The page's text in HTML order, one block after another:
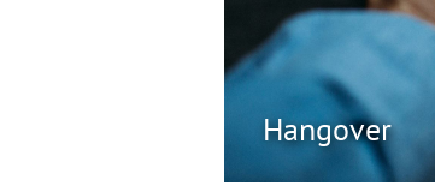
Hangover